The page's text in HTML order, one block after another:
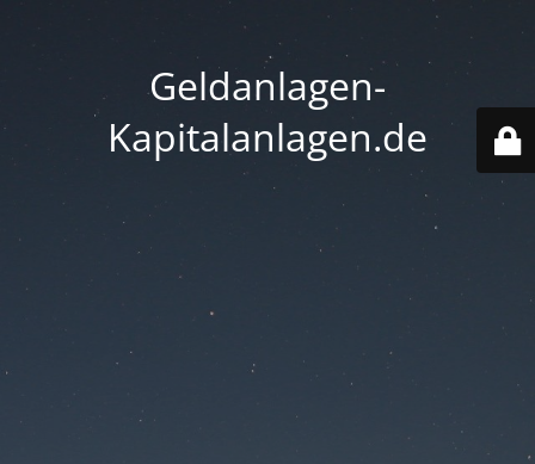
Geldanlagen-
Kapitalanlagen.de